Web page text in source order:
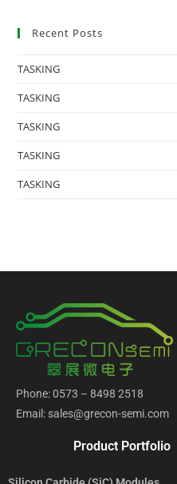
Recent Posts
TASKING
TASKING
TASKING
TASKING
TASKING
Phone: 0573 – 8498 2518
Email: sales@grecon-semi.com
Product Portfolio